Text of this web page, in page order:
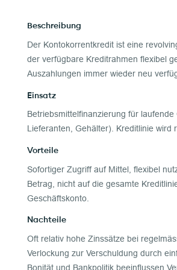
Beschreibung
Der Kontokorrentkredit ist eine
der verfügbare Kreditrahmen flexibel
Auszahlungen immer wieder neu
Einsatz
Betriebsmittelfinanzierung für
Lieferanten, Gehälter). Kreditlinie wird
Vorteile
Sofortiger Zugriff auf Mittel, flexibel
Betrag, nicht auf die gesamte
Geschäftskonto.
Nachteile
Oft relativ hohe Zinssätze bei
Verlockung zur Verschuldung durch
Bonität und Bankpolitik beeinflussen